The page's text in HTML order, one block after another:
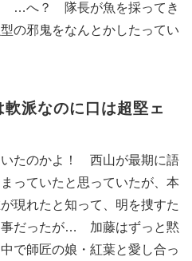
…へ？ 隊長が魚を採ってき
の邪鬼をなんとかしたってい
派なのに口は超堅ェ
たのかよ！ 西山が最期に語
っていたと思っていたが、本
現れたと知って、明を捜すた
事だったが… 加藤はずっと黙
で師匠の娘・紅葉と愛し合っ